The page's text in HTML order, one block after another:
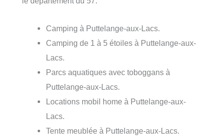
Camping à Puttelange-aux-Lacs.
Camping de 1 à 5 étoiles à Puttelange-aux-
Lacs.
Parcs aquatiques avec toboggans à
Puttelange-aux-Lacs.
Locations mobil home à Puttelange-aux-
Lacs.
Tente meublée à Puttelange-aux-Lacs.